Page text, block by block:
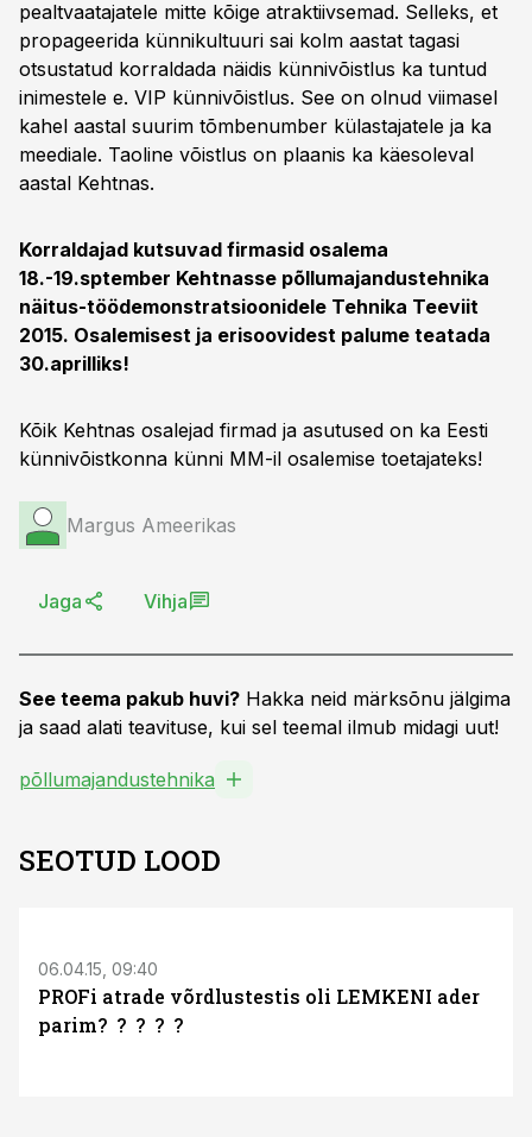
pealtvaatajatele mitte kõige atraktiivsemad. Selleks, et
propageerida künnikultuuri sai kolm aastat tagasi
otsustatud korraldada näidis künnivõistlus ka tuntud
inimestele e. VIP künnivõistlus. See on olnud viimasel
kahel aastal suurim tõmbenumber külastajatele ja ka
meediale. Taoline võistlus on plaanis ka käesoleval
aastal Kehtnas.
Korraldajad kutsuvad firmasid osalema
18.-19.sptember Kehtnasse põllumajandustehnika
näitus-töödemonstratsioonidele Tehnika Teeviit
2015. Osalemisest ja erisoovidest palume teatada
30.aprilliks!
Kõik Kehtnas osalejad firmad ja asutused on ka Eesti
künnivõistkonna künni MM-il osalemise toetajateks!
Margus Ameerikas
Jaga Vihja
See teema pakub huvi? Hakka neid märksõnu jälgima
ja saad alati teavituse, kui sel teemal ilmub midagi uut!
põllumajandustehnika
SEOTUD LOOD
06.04.15, 09:40
PROFi atrade võrdlustestis oli LEMKENI ader
parim? ? ? ? ?